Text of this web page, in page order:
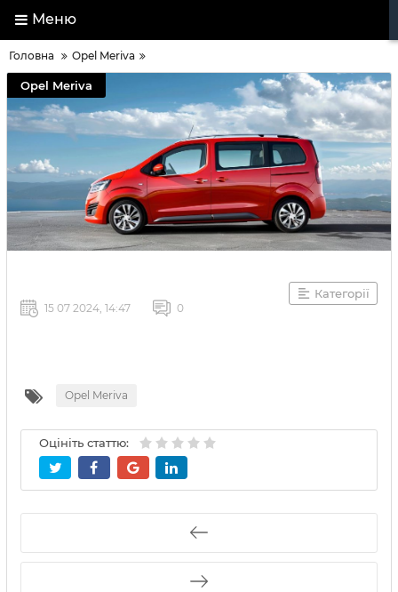
Меню
Головна Opel Meriva
Opel Meriva
Категорії
15 07 2024, 14:47 0
Opel Meriva
Оцініть статтю: